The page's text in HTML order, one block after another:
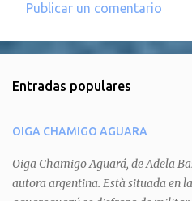
e
t
a
r
Publicar un comentario
Entradas populares
OIGA CHAMIGO AGUARA
Oiga Chamigo Aguará, de Adela
autora argentina. Està situada en